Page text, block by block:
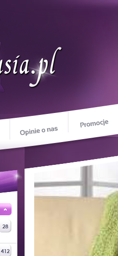
Jak zamawiać
Opinie o nas
28
412